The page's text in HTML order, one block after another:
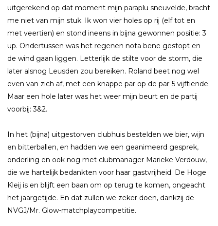
uitgerekend op dat moment mijn paraplu sneuvelde, bracht
me niet van mijn stuk. Ik won vier holes op rij (elf tot en
met veertien) en stond ineens in bijna gewonnen positie: 3
up. Ondertussen was het regenen nota bene gestopt en
de wind gaan liggen. Letterlijk de stilte voor de storm, die
later alsnog Leusden zou bereiken. Roland beet nog wel
even van zich af, met een knappe par op de par-5 vijftiende.
Maar een hole later was het weer mijn beurt en de partij
voorbij: 3&2.
In het (bijna) uitgestorven clubhuis bestelden we bier, wijn
en bitterballen, en hadden we een geanimeerd gesprek,
onderling en ook nog met clubmanager Marieke Verdouw,
die we hartelijk bedankten voor haar gastvrijheid. De Hoge
Kleij is en blijft een baan om op terug te komen, ongeacht
het jaargetijde. En dat zullen we zeker doen, dankzij de
NVGJ/Mr. Glow-matchplaycompetitie.